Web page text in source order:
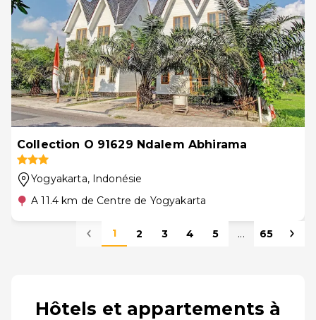
Collection O 91629 Ndalem Abhirama
Yogyakarta, Indonésie
A 11.4 km de Centre de Yogyakarta
1 2 3 4 5 ... 65
Hôtels et appartements à